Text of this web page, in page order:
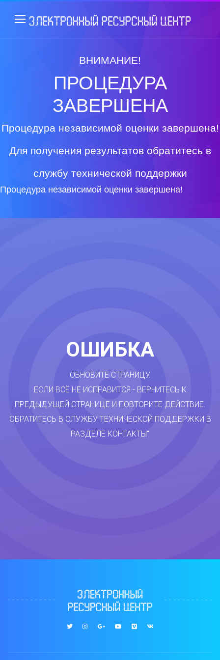
ВНИМАНИЕ!
ПРОЦЕДУРА
ЗАВЕРШЕНА
Процедура независимой оценки завершена!
Для получения результатов обратитесь в
службу технической поддержки
Процедура независимой оценки завершена!
ОШИБКА
ОБНОВИТЕ СТРАНИЦУ.
ЕСЛИ ВСЁ НЕ ИСПРАВИТСЯ - ВЕРНИТЕСЬ К
ПРЕДЫДУЩЕЙ СТРАНИЦЕ И ПОВТОРИТЕ ДЕЙСТВИЕ.
ОБРАТИТЕСЬ В СЛУЖБУ ТЕХНИЧЕСКОЙ ПОДДЕРЖКИ В
РАЗДЕЛЕ КОНТАКТЫ"